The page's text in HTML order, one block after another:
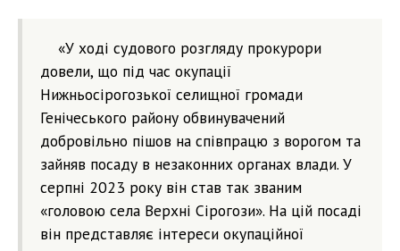
«У ході судового розгляду прокурори
довели, що під час окупації
Нижньосірогозької селищної громади
Генічеського району обвинувачений
добровільно пішов на співпрацю з ворогом та
зайняв посаду в незаконних органах влади. У
серпні 2023 року він став так званим
«головою села Верхні Сірогози». На цій посаді
він представляє інтереси окупаційної